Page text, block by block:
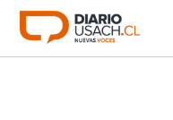
Click acá para ir